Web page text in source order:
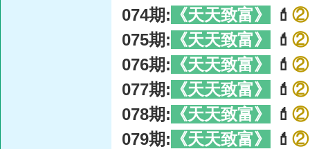
074期: 《天天致富》 💄 ②
075期: 《天天致富》 💄 ②
076期: 《天天致富》 💄 ②
077期: 《天天致富》 💄 ②
078期: 《天天致富》 💄 ②
079期: 《天天致富》 💄 ②